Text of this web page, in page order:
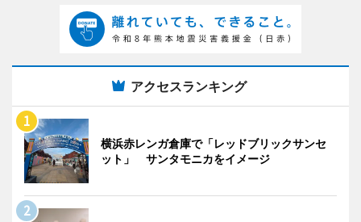
アクセスランキング
横浜赤レンガ倉庫で「レッドブリックサンセ
ット」 サンタモニカをイメージ